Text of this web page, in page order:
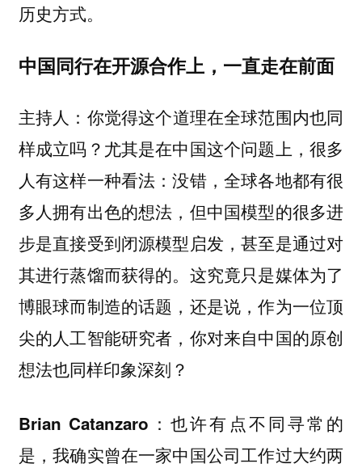
历史方式。
中国同行在开源合作上，一直走在前面
主持人： 你觉得这个道理在全球范围内也同
样成立吗？尤其是在中国这个问题上，很多
人有这样一种看法：没错，全球各地都有很
多人拥有出色的想法，但中国模型的很多进
步是直接受到闭源模型启发，甚至是通过对
其进行蒸馏而获得的。这究竟只是媒体为了
博眼球而制造的话题，还是说，作为一位顶
尖的人工智能研究者，你对来自中国的原创
想法也同样印象深刻？
Brian Catanzaro：也许有点不同寻常的
是，我确实曾在一家中国公司工作过大约两